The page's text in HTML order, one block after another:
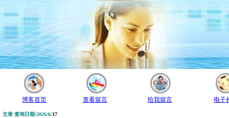
博客首页 查看留言 给我留言 电子
文章 查询日期:2026/6/17